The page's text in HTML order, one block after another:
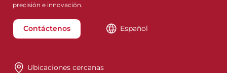
precisión e innovación.
Contáctenos Español
Ubicaciones cercanas